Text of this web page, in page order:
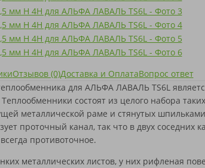
ТЕПЛОХИТ
ТЕПЛОТЕКС
ТЕПЛОСИЛА
Отзывов (0)Доставка и ОплатаВопрос ответ
для АЛЬФА ЛАВАЛЬ TS6L
состоят из целого набора
металлической раме и стянутых
проточный канал, так что в двух соседних
противоточное.
металлических листов, у них рифленая